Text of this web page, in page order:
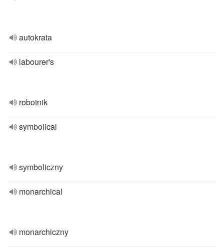
autokrata
labourer's
robotnik
symbolical
symboliczny
monarchical
monarchiczny